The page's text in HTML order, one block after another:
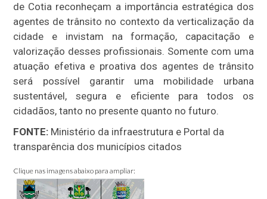
de Cotia reconheçam a importância estratégica dos
agentes de trânsito no contexto da verticalização da
cidade e invistam na formação, capacitação e
valorização desses profissionais. Somente com uma
atuação efetiva e proativa dos agentes de trânsito
será possível garantir uma mobilidade urbana
sustentável, segura e eficiente para todos os
cidadãos, tanto no presente quanto no futuro.
FONTE: Ministério da infraestrutura e Portal da
transparência dos municípios citados
Clique nas imagens abaixo para ampliar: